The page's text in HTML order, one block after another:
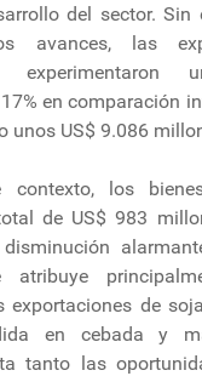
del sector. Sin
avances, las
experimentaron
en comparación
unos US$ 9.086
contexto, los
de US$ 983
atribuye
exportaciones de
en cebada y
tanto las